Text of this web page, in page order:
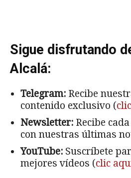
Sigue disfrutando
Alcalá:
Telegram: Recibe
contenido exclusivo (
Newsletter: Recibe
con nuestras últimas
YouTube: Suscríbete
mejores vídeos (clic